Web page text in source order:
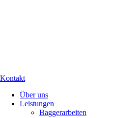
Kontakt
Über uns
Leistungen
Baggerarbeiten